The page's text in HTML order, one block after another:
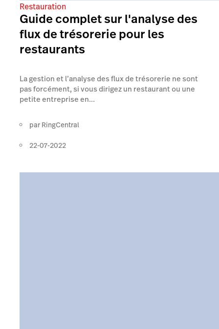
Restauration
Guide complet sur l'analyse des
flux de trésorerie pour les
restaurants
La gestion et l’analyse des flux de trésorerie ne sont
pas forcément, si vous dirigez un restaurant ou une
petite entreprise en...
par RingCentral
22-07-2022